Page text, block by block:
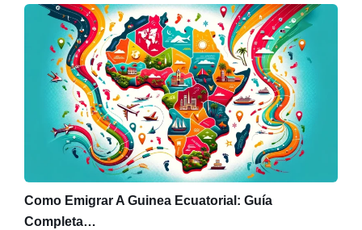
Como Emigrar A Guinea Ecuatorial: Guía
Completa…